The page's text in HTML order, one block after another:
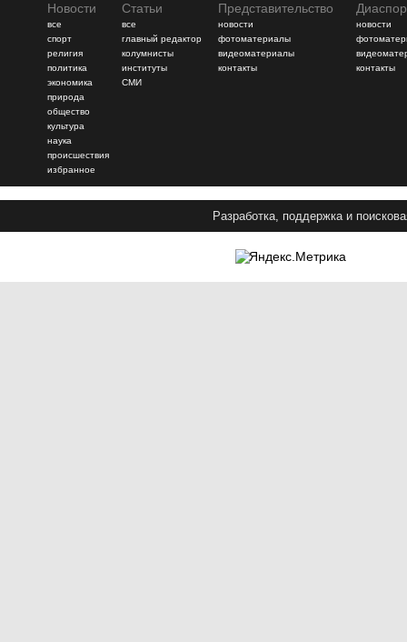
Новости
все
спорт
религия
политика
экономика
природа
общество
культура
наука
происшествия
избранное
Статьи
все
главный редактор
колумнисты
институты
СМИ
Представительство
новости
фотоматериалы
видеоматериалы
контакты
новости
контакты
Разработка, поддержка и